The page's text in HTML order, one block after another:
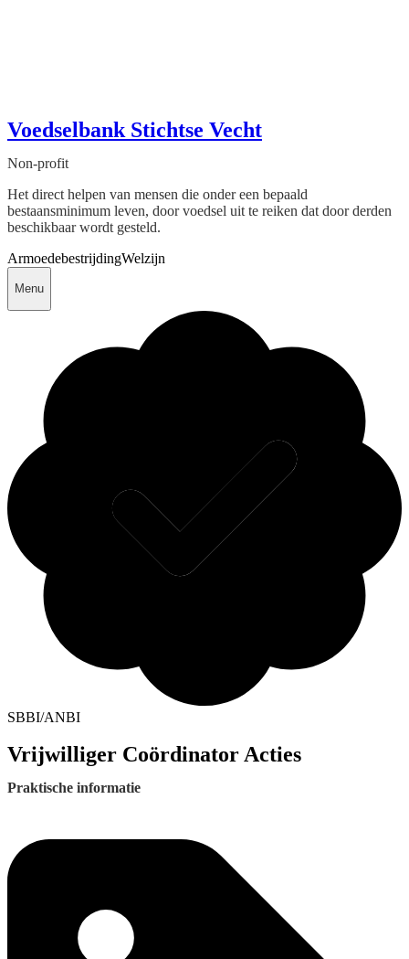
Voedselbank Stichtse Vecht
Non-profit
Het direct helpen van mensen die onder een bepaald
bestaansminimum leven, door voedsel uit te reiken dat door derden
beschikbaar wordt gesteld.
ArmoedebestrijdingWelzijn
Menu
SBBI/ANBI
Vrijwilliger Coördinator Acties
Praktische informatie